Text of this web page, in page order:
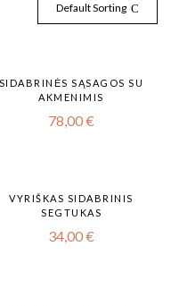
Default Sorting
SIDABRINĖS SĄSAGOS SU
AKMENIMIS
78,00€
VYRIŠKAS SIDABRINIS
SEGTUKAS
34,00€